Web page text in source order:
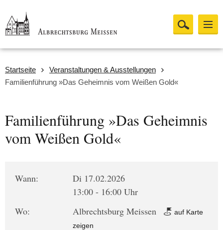
Startseite
Veranstaltungen & Ausstellungen
Familienführung »Das Geheimnis vom Weißen Gold«
Familienführung »Das Geheimnis
vom Weißen Gold«
Wann:
Di 17.02.2026
13:00 - 16:00 Uhr
Wo:
Albrechtsburg Meissen
auf Karte
zeigen